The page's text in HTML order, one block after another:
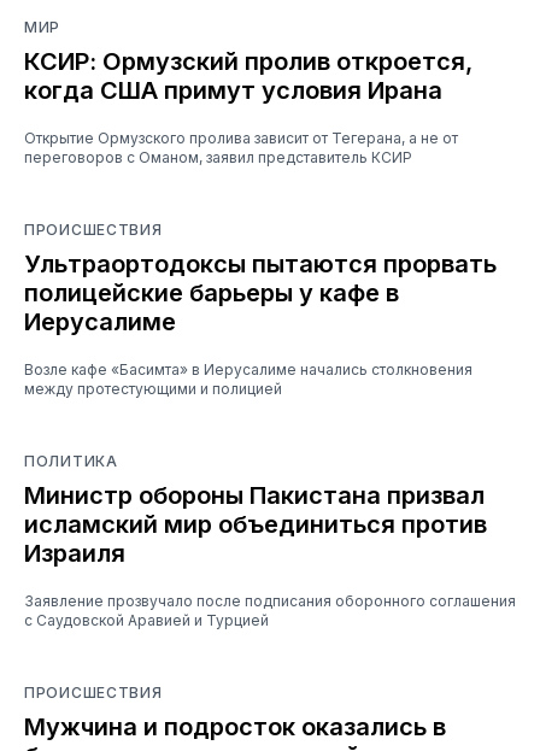
МИР
КСИР: Ормузский пролив откроется,
когда США примут условия Ирана
Открытие Ормузского пролива зависит от Тегерана, а не от
переговоров с Оманом, заявил представитель КСИР
ПРОИСШЕСТВИЯ
Ультраортодоксы пытаются прорвать
полицейские барьеры у кафе в
Иерусалиме
Возле кафе «Басимта» в Иерусалиме начались столкновения
между протестующими и полицией
ПОЛИТИКА
Министр обороны Пакистана призвал
исламский мир объединиться против
Израиля
Заявление прозвучало после подписания оборонного соглашения
с Саудовской Аравией и Турцией
ПРОИСШЕСТВИЯ
Мужчина и подросток оказались в